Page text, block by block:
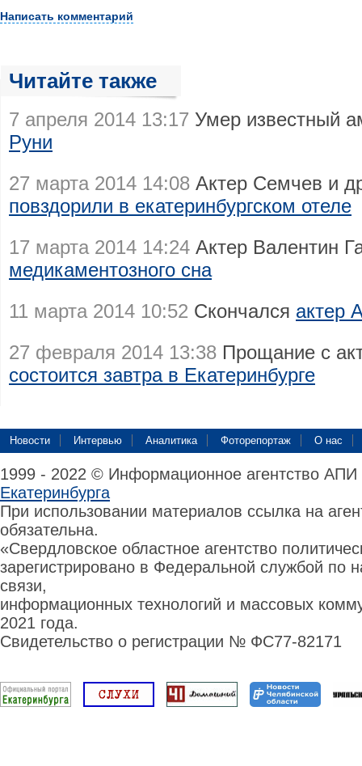
Написать комментарий
Читайте также
7 апреля 2014 13:17 Умер известный
Руни
27 марта 2014 14:08 Актер Семчев и
повздорили в екатеринбургском отеле
17 марта 2014 14:24 Актер Валентин
медикаментозного сна
11 марта 2014 10:52 Скончался актер
27 февраля 2014 13:38 Прощание с
состоится завтра в Екатеринбурге
Новости Интервью Аналитика Фоторепортаж О нас
1999 - 2022 © Информационное агентство
Екатеринбурга
При использовании материалов ссылка на
обязательна.
«Свердловское областное агентство
зарегистрировано в Федеральной службой по
связи,
информационных технологий и массовых
2021 года.
Свидетельство о регистрации № ФС77-82171